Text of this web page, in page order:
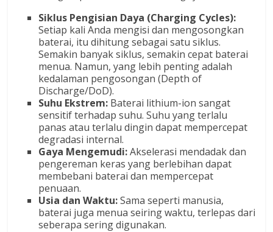
Siklus Pengisian Daya (Charging Cycles):
Setiap kali Anda mengisi dan mengosongkan
baterai, itu dihitung sebagai satu siklus.
Semakin banyak siklus, semakin cepat baterai
menua. Namun, yang lebih penting adalah
kedalaman pengosongan (Depth of
Discharge/DoD).
Suhu Ekstrem: Baterai lithium-ion sangat
sensitif terhadap suhu. Suhu yang terlalu
panas atau terlalu dingin dapat mempercepat
degradasi internal.
Gaya Mengemudi:Akselerasi mendadak dan
pengereman keras yang berlebihan dapat
membebani baterai dan mempercepat
penuaan.
Usia dan Waktu:Sama seperti manusia,
baterai juga menua seiring waktu, terlepas dari
seberapa sering digunakan.